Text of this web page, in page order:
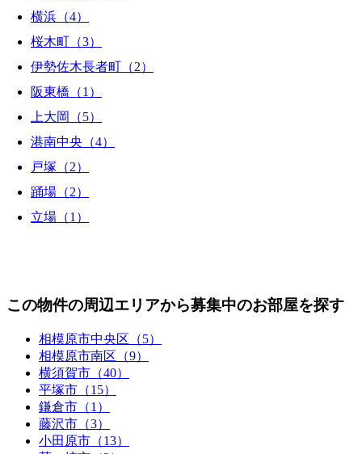
横浜（4）
桜木町（3）
伊勢佐木長者町（2）
阪東橋（1）
上大岡（5）
港南中央（4）
戸塚（2）
踊場（2）
立場（1）
この物件の周辺エリアから募集中のお部屋を探す
相模原市中央区（5）
相模原市南区（9）
横須賀市（40）
平塚市（15）
鎌倉市（1）
藤沢市（3）
小田原市（13）